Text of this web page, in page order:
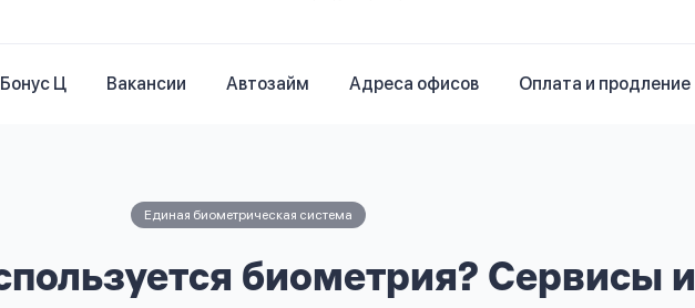
Бонус Ц Вакансии Автозайм Адреса офисов Оплата и продление
Единая биометрическая система
биометрия? Сервисы и